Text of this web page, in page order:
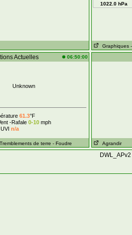
1022.0 hPa
Graphiques
Actuelles 06:50:00
Unknown
61.3°F
-Rafale 0-10 mph
UVI n/a
de terre - Foudre Agrandir